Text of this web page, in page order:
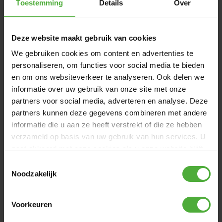
Toestemming Details Over
Deze website maakt gebruik van cookies
We gebruiken cookies om content en advertenties te
personaliseren, om functies voor social media te bieden
en om ons websiteverkeer te analyseren. Ook delen we
informatie over uw gebruik van onze site met onze
partners voor social media, adverteren en analyse. Deze
partners kunnen deze gegevens combineren met andere
informatie die u aan ze heeft verstrekt of die ze hebben
verzameld op basis van uw gebruik van hun services. U
Noodzakelijk
Voorkeuren
Produktname BERG Soziussitz Blue XL
SKU 15.37.00.00
Alle Abmessungen und Details anzeigen
WIRD OFT ZUSAMMEN GEKAUFT MIT